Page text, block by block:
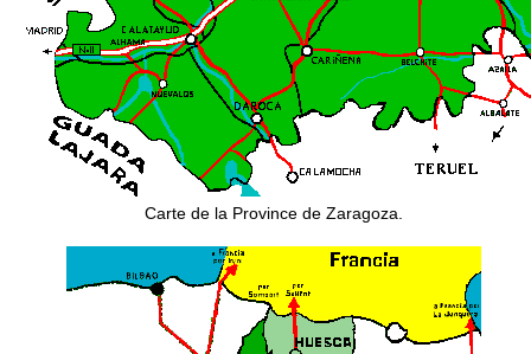
Carte de la Province de Zaragoza.